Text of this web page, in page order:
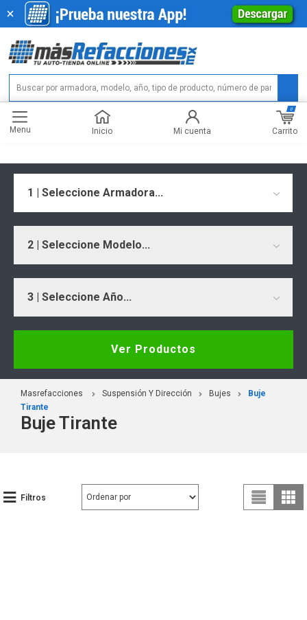
Menu Inicio Mi cuenta Carrito
0
1 | Seleccione Armadora...
2 | Seleccione Modelo...
3 | Seleccione Año...
Ver Productos
Masrefacciones Suspensión Y Dirección Bujes
Buje
Tirante
Buje Tirante
Filtros